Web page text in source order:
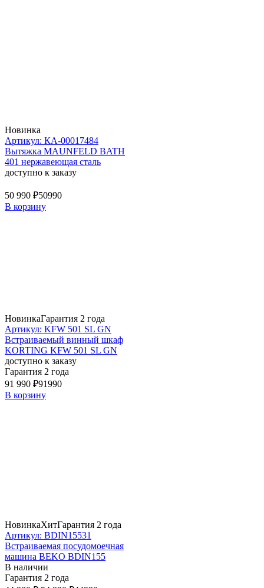
Новинка
Артикул: КА-00017484
Вытяжка MAUNFELD BATH
401 нержавеющая сталь
доступно к заказу
50 990 ₽50990
В корзину
НовинкаГарантия 2 года
Артикул: KFW 501 SL GN
Встраиваемый винный шкаф
KORTING KFW 501 SL GN
доступно к заказу
Гарантия 2 года
91 990 ₽91990
В корзину
НовинкаХитГарантия 2 года
Артикул: BDIN15531
Встраиваемая посудомоечная
машина BEKO BDIN155
В наличии
Гарантия 2 года